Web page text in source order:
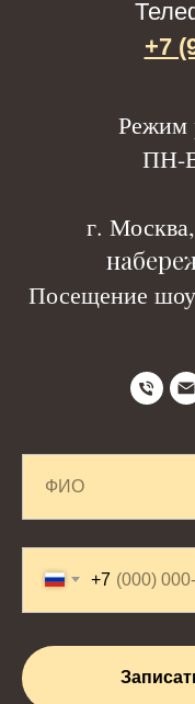
+7
Режим
ПН-
г. Москва,
Посещение
+7